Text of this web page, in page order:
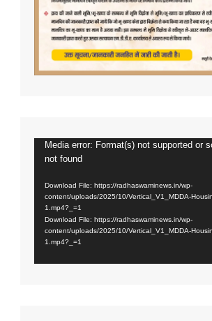
Video
Player
Media error: Format(s) not supported or
not found
Download File: https://radhaswaminews.in/wp-
content/uploads/2025/10/Vertical_V1_MDDA-
1.mp4?_=1
Download File: https://radhaswaminews.in/wp-
content/uploads/2025/10/Vertical_V1_MDDA-
1.mp4?_=1